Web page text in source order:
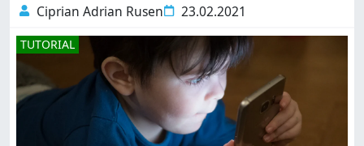
Ciprian Adrian Rusen 23.02.2021
TUTORIAL